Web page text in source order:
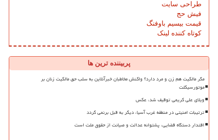
طراحی سایت
فیش حج
قیمت بیسیم باوفنگ
کوتاه کننده لینک
پربیننده ترین ها
مگر مالکیت هم زن و مرد دارد؟ واکنش مخاطبان خبرآنلاین به سلب حق مالکیت زنان بر
موتورسیکلت
ویلای علی کریمی توقیف شد، عکس
ترتیبات امنیتی در منطقه غرب آسیا، دیگر به قبل برنمی گردد
اقتدار دستگاه قضایی، پشتوانه عدالت و صیانت از حقوق ملت است